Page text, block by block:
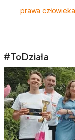
prawa człowieka
#ToDziała